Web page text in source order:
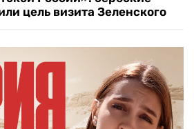
цель визита Зеленского